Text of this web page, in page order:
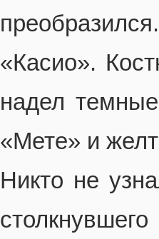
«Касио».
надел
«Мете» и
Никто не